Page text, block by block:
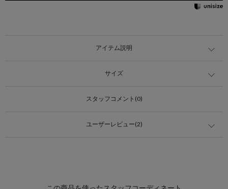
アイテム説明
サイズ
スタッフコメント(0)
ユーザーレビュー(2)